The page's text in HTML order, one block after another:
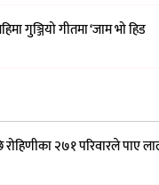
गुञ्जियो गीतमा ‘जाम भो हिड
रोहिणीका २७१ परिवारले पाए